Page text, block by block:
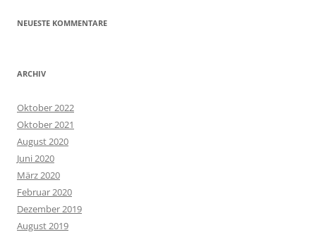
NEUESTE KOMMENTARE
ARCHIV
Oktober 2022
Oktober 2021
August 2020
Juni 2020
März 2020
Februar 2020
Dezember 2019
August 2019